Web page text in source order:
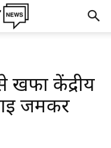
खफा केंद्रीय
जमकर